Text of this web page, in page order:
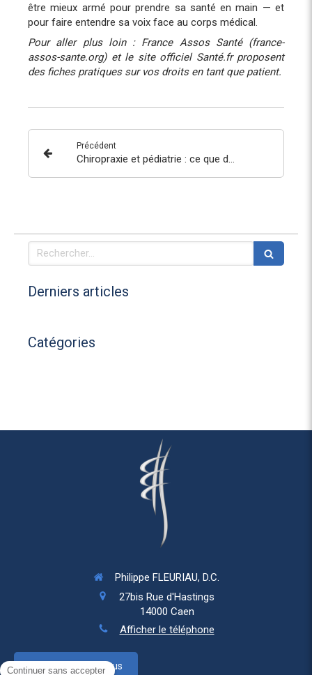
être mieux armé pour prendre sa santé en main — et
pour faire entendre sa voix face au corps médical.
Pour aller plus loin : France Assos Santé (france-
assos-sante.org) et le site officiel Santé.fr proposent
des fiches pratiques sur vos droits en tant que patient.
Précédent
Rechercher
Derniers articles
Catégories
Philippe FLEURIAU, D.C.
27bis Rue d'Hastings
14000 Caen
Afficher le téléphone
Prendre rendez-vous